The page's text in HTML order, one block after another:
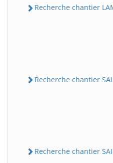
Recherche chantier
Recherche chantier
Recherche chantier